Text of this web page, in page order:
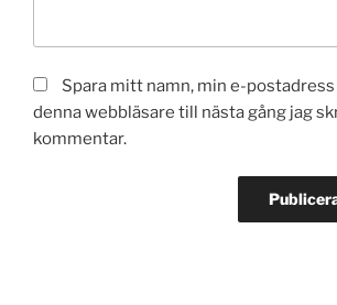
Spara mitt namn, min e-
denna webbläsare till nästa gång jag
kommentar.